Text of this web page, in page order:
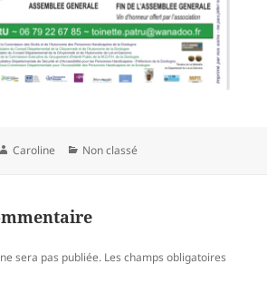
Auteur
Caroline Catégories
Non classé
sera pas publiée. Les champs obligatoires